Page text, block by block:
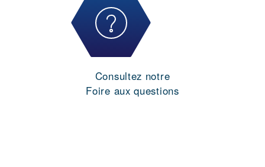
Consultez notre
Foire aux questions